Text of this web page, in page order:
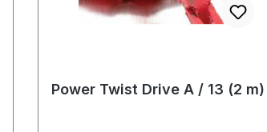
Power Twist Drive A / 13 (2 m)